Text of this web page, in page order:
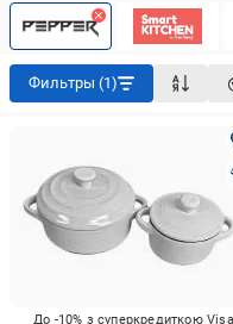
Фильтры (1)